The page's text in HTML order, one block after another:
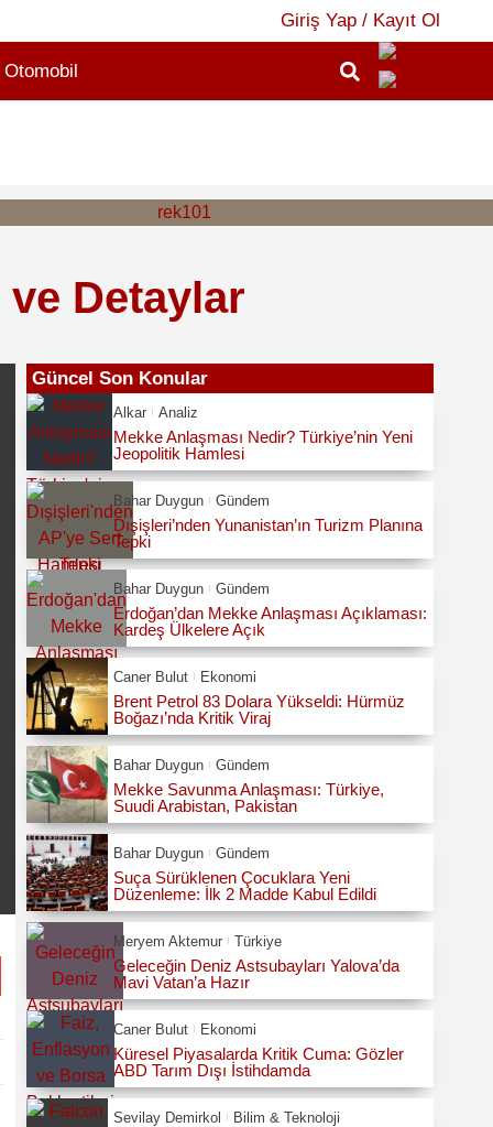
Giriş Yap / Kayıt Ol
Otomobil
ve Detaylar
Güncel Son Konular
Alkar Analiz
Mekke Anlaşması Nedir? Türkiye’nin Yeni
Jeopolitik Hamlesi
Bahar Duygun Gündem
Dışişleri’nden Yunanistan’ın Turizm Planına
Tepki
Bahar Duygun Gündem
Erdoğan’dan Mekke Anlaşması Açıklaması:
Kardeş Ülkelere Açık
Caner Bulut Ekonomi
Brent Petrol 83 Dolara Yükseldi: Hürmüz
Boğazı’nda Kritik Viraj
Bahar Duygun Gündem
Mekke Savunma Anlaşması: Türkiye,
Suudi Arabistan, Pakistan
Bahar Duygun Gündem
Suça Sürüklenen Çocuklara Yeni
Düzenleme: İlk 2 Madde Kabul Edildi
Meryem Aktemur Türkiye
Geleceğin Deniz Astsubayları Yalova’da
Mavi Vatan’a Hazır
Caner Bulut Ekonomi
Küresel Piyasalarda Kritik Cuma: Gözler
ABD Tarım Dışı İstihdamda
Sevilay Demirkol Bilim & Teknoloji